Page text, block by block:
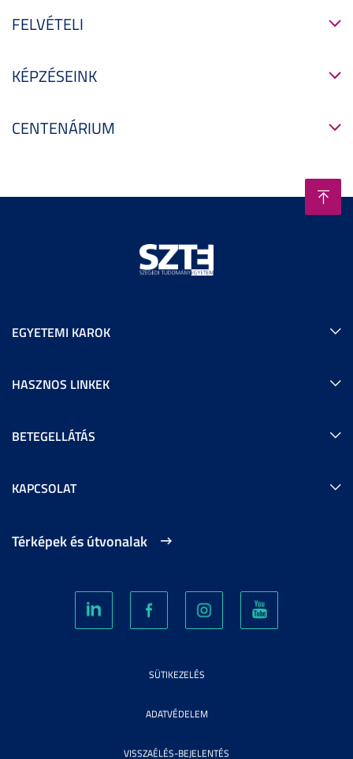
FELVÉTELI
KÉPZÉSEINK
CENTENÁRIUM
EGYETEMI KAROK
HASZNOS LINKEK
BETEGELLÁTÁS
KAPCSOLAT
Térképek és útvonalak
SÜTIKEZELÉS
ADATVÉDELEM
VISSZAÉLÉS-BEJELENTÉS